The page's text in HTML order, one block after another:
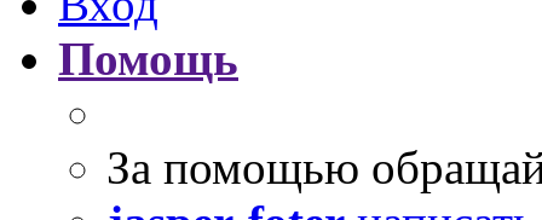
Помощь
За помощью